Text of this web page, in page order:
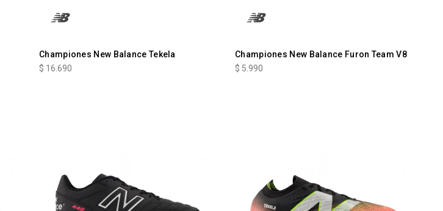
Championes New Balance Tekela
$ 16.690
Championes New Balance Furon Team V8
$ 5.990